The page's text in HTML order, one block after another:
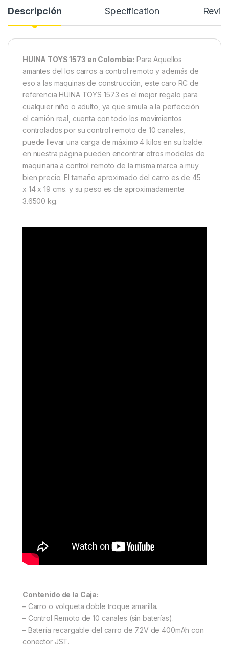
Descripción Specification
HUINA TOYS 1573 en Colombia: Para Aquellos
amantes del los carros a control remoto y además de
eso a las maquinas de construcción, este caro RC de
referencia HUINA TOYS 1573 es el mejor regalo para
cualquier niño o adulto, ya que simula a la perfección
el camión real, cuenta con todo los movimientos
controlados por su control remoto de 10 canales,
puede llevar una carga de máximo 4 kilos en su balde.
en nuestra página pueden encontrar otros modelos de
maquinaria a control remoto de la misma marca a muy
bien precio. El tamaño aproximado del carro es de 45
x 14 x 19 cms. y su peso es de aproximadamente
3.6500 kg.
Contenido de la Caja:
– Carro o volqueta doble troque amarilla.
– Control Remoto de 10 canales (sin baterías).
– Batería recargable del carro de 7.2V de 400mAh con
conector JST.